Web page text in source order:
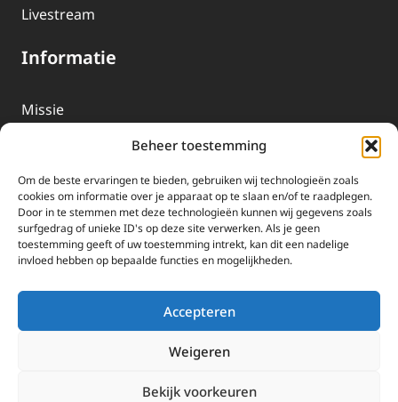
Beheer toestemming
Om de beste ervaringen te bieden, gebruiken wij technologieën zoals
cookies om informatie over je apparaat op te slaan en/of te raadplegen.
Door in te stemmen met deze technologieën kunnen wij gegevens zoals
surfgedrag of unieke ID's op deze site verwerken. Als je geen
toestemming geeft of uw toestemming intrekt, kan dit een nadelige
invloed hebben op bepaalde functies en mogelijkheden.
Accepteren
Weigeren
Bekijk voorkeuren
Livestream
Informatie
Missie
EWTN-Team
Organisatiegegevens
Doneren
EWTN wordt uitsluitend gefinancierd door uw donaties.
Wij ontvangen bewust geen advertentie-inkomsten of